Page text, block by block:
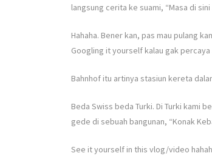
langsung cerita ke suami, “Masa di sini
Hahaha. Bener kan, pas mau pulang
Googling it yourself kalau gak percaya
Bahnhof itu artinya stasiun kereta
Beda Swiss beda Turki. Di Turki kami
gede di sebuah bangunan, “Konak
See it yourself in this vlog/video